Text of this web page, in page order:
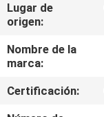
VIAJE
DE
LA
FÁBRICA
Lugar de
origen:
Nombre de la
marca:
Certificación: